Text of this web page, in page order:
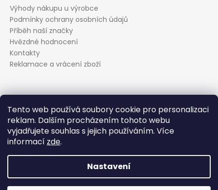
Tento web používá soubory cookie pro personalizaci
reklam. Dalším procházením tohoto webu
vyjadřujete souhlas s jejich používáním. Více
informací zde.
Nastavení
Výhody nákupu u výrobce
Podmínky ochrany osobních údajů
Příběh naší značky
Hvězdné hodnocení
Kontakty
Reklamace a vrácení zboží
podpora@evolveo.cz
Facebook
evolveo_cz
YouTube